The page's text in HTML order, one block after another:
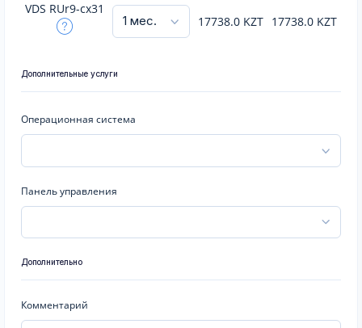
VDS RUr9-cx31
17738.0 KZT 17738.0 KZT
Дополнительные услуги
Операционная система
Панель управления
Дополнительно
Комментарий